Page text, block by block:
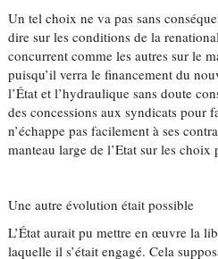
Un tel choix ne va pas sans
dire sur les conditions de la
concurrent comme les autres sur le
puisqu’il verra le financement du
l’État et l’hydraulique sans doute
des concessions aux syndicats pour
n’échappe pas facilement à ses
manteau large de l’Etat sur les choix
Une autre évolution était possible
L’État aurait pu mettre en œuvre la
laquelle il s’était engagé. Cela